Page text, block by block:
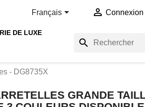
Français  Connexion
DE LUXE
search
- DG8735X
GRANDE